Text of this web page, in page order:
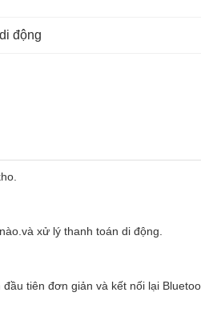
động
xử lý thanh toán di động.
tiên đơn giản và kết nối lại